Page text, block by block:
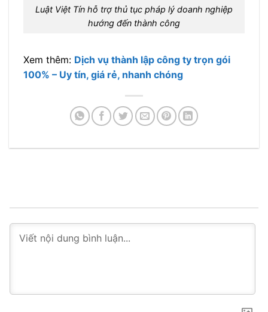
Luật Việt Tín hỗ trợ thủ tục pháp lý doanh nghiệp
hướng đến thành công
Xem thêm: Dịch vụ thành lập công ty trọn gói
100% – Uy tín, giá rẻ, nhanh chóng